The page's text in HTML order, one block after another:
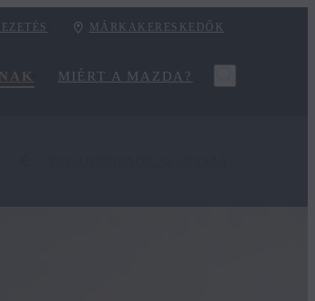
MÁRKAKERESKEDŐK
MIÉRT A MAZDA?